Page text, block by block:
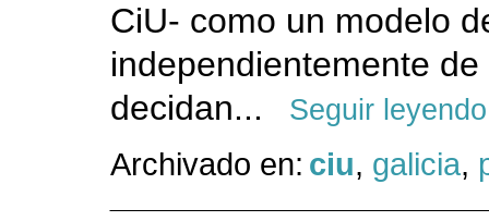
CiU- como un modelo
independientemente
decidan...
Seguir leyendo
Archivado en: ciu, galicia,